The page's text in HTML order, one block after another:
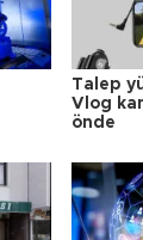
Talep
Vlog
önde